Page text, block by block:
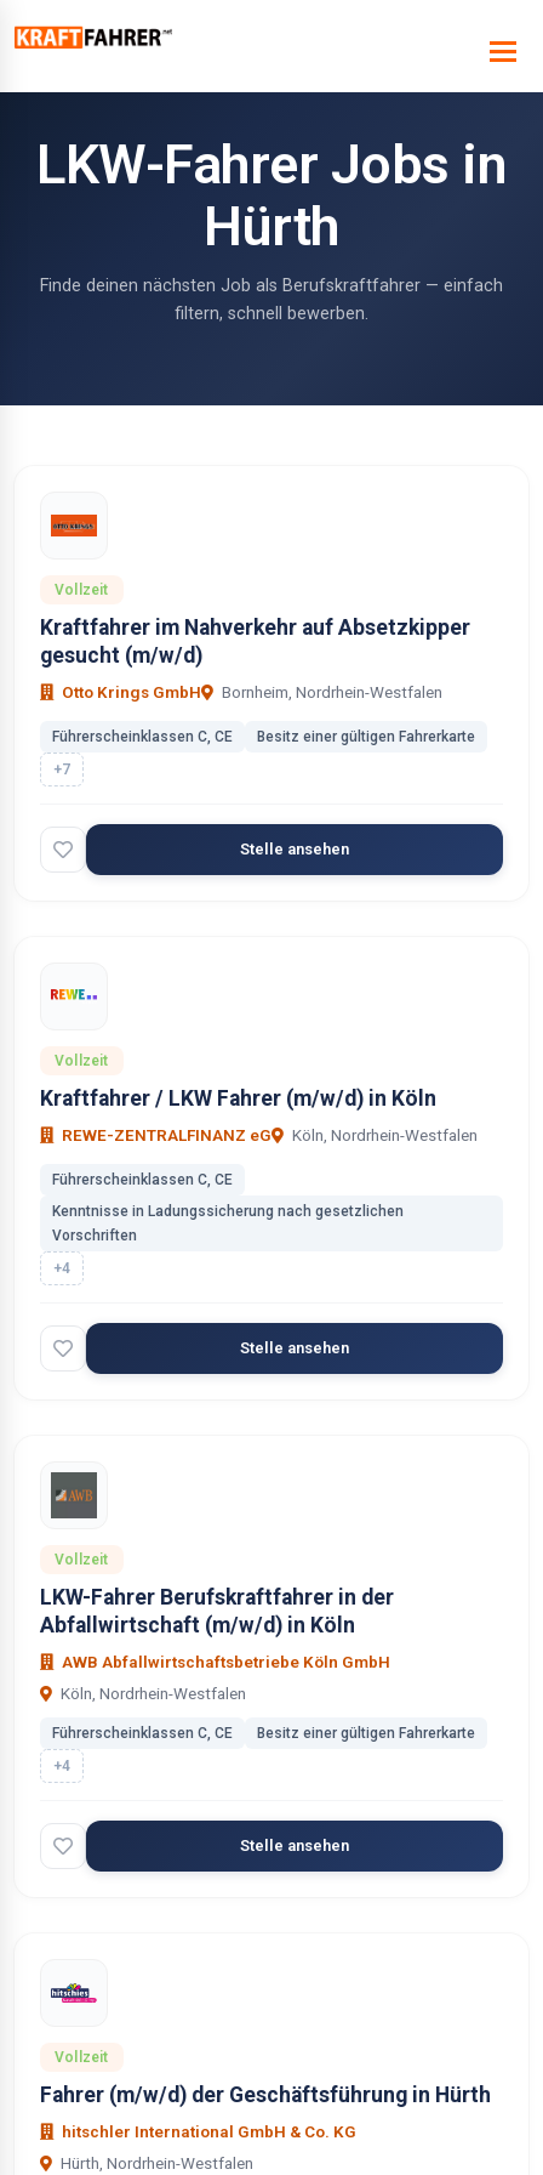
LKW-Fahrer Jobs in
Hürth
Finde deinen nächsten Job als Berufskraftfahrer — einfach
filtern, schnell bewerben.
Vollzeit
Kraftfahrer im Nahverkehr auf Absetzkipper
gesucht (m/w/d)
Otto Krings GmbH Bornheim, Nordrhein-Westfalen
Führerscheinklassen C, CE
Besitz einer gültigen Fahrerkarte
+7
Stelle ansehen
Vollzeit
Kraftfahrer / LKW Fahrer (m/w/d) in Köln
REWE-ZENTRALFINANZ eG Köln, Nordrhein-Westfalen
Führerscheinklassen C, CE
Kenntnisse in Ladungssicherung nach gesetzlichen
Vorschriften
+4
Stelle ansehen
Vollzeit
LKW-Fahrer Berufskraftfahrer in der
Abfallwirtschaft (m/w/d) in Köln
AWB Abfallwirtschaftsbetriebe Köln GmbH
Köln, Nordrhein-Westfalen
Führerscheinklassen C, CE
Besitz einer gültigen Fahrerkarte
+4
Stelle ansehen
Vollzeit
Fahrer (m/w/d) der Geschäftsführung in Hürth
hitschler International GmbH & Co. KG
Hürth, Nordrhein-Westfalen